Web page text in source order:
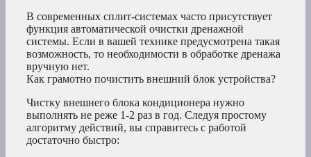
В современных сплит-системах часто присутствует
функция автоматической очистки дренажной
системы. Если в вашей технике предусмотрена такая
возможность, то необходимости в обработке дренажа
вручную нет.
Как грамотно почистить внешний блок устройства?
Чистку внешнего блока кондиционера нужно
выполнять не реже 1-2 раз в год. Следуя простому
алгоритму действий, вы справитесь с работой
достаточно быстро: